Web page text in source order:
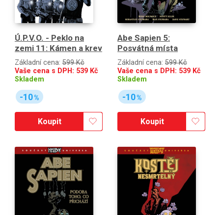
Ú.P.V.O. - Peklo na
zemi 11: Kámen a krev
Základní cena: 599 Kč
Vaše cena s DPH: 539 Kč
Skladem
-10%
Koupit
Abe Sapien 5:
Posvátná místa
Základní cena: 599 Kč
Vaše cena s DPH: 539 Kč
Skladem
-10%
Koupit